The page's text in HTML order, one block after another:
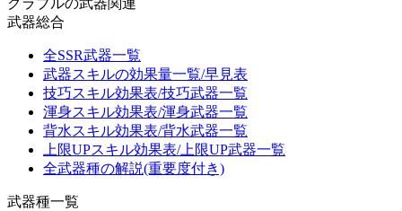
グラブルの武器関連
武器総合
全SSR武器一覧
武器スキルの効果量一覧/早見表
技巧スキル効果表/技巧武器一覧
渾身スキル効果表/渾身武器一覧
背水スキル効果表/背水武器一覧
上限UPスキル効果表/上限UP武器一覧
全武器種の解説(重要度付き)
武器種一覧